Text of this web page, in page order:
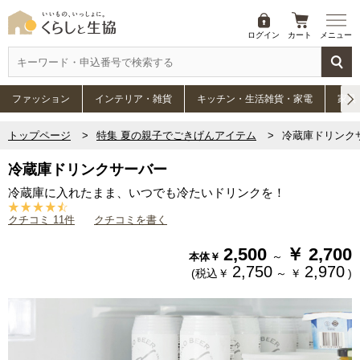
ログイン カート メニュー
ファッション インテリア・雑貨 キッチン・生活雑貨・家電 家具
トップページ 特集 夏の親子でごきげんアイテム 冷蔵庫ドリンク
冷蔵庫ドリンクサーバー
冷蔵庫に入れたまま、いつでも冷たいドリンクを！
クチコミ 11件 クチコミを書く
本体￥ 2,500 ～ ￥ 2,700
(税込￥ 2,750 ～ ￥ 2,970 )